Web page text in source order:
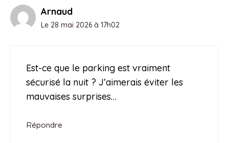
Arnaud
Le 28 mai 2026 à 17h02
Est-ce que le parking est vraiment
sécurisé la nuit ? J’aimerais éviter les
mauvaises surprises…
Répondre